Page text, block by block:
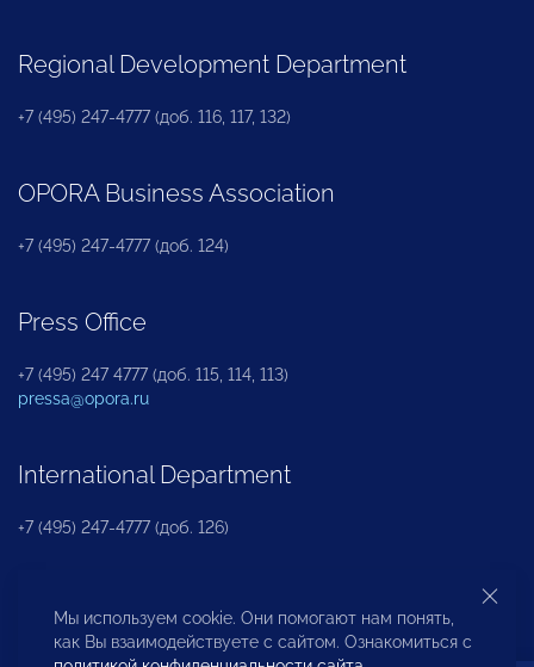
Regional Development Department
+7 (495) 247-4777 (доб. 116, 117, 132)
OPORA Business Association
+7 (495) 247-4777 (доб. 124)
Press Office
+7 (495) 247 4777 (доб. 115, 114, 113)
pressa@opora.ru
International Department
+7 (495) 247-4777 (доб. 126)
Business and Investment Rights Protection
Department
Мы используем cookie. Они помогают нам понять,
как Вы взаимодействуете с сайтом. Ознакомиться с